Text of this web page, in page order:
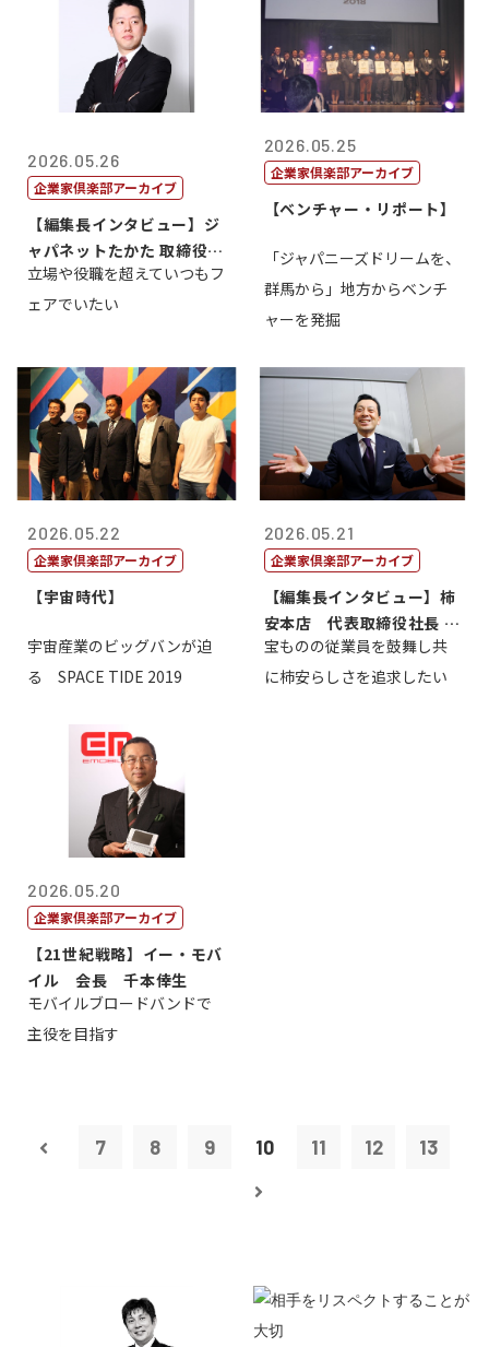
2026.05.26
企業家倶楽部アーカイブ
【編集長インタビュー】ジ
ャパネットたかた 取締役副
社長髙田旭...
立場や役職を超えていつもフ
ェアでいたい
2026.05.25
企業家倶楽部アーカイブ
【ベンチャー・リポート】
「ジャパニーズドリームを、
群馬から」地方からベンチ
ャーを発掘
2026.05.22
企業家倶楽部アーカイブ
【宇宙時代】
宇宙産業のビッグバンが迫
る SPACE TIDE 2019
2026.05.21
企業家倶楽部アーカイブ
【編集長インタビュー】柿
安本店 代表取締役社長 赤
塚保正
宝ものの従業員を鼓舞し共
に柿安らしさを追求したい
2026.05.20
企業家倶楽部アーカイブ
【21世紀戦略】イー・モバ
イル 会長 千本倖生
モバイルブロードバンドで
主役を目指す
7 8 9 10 11 12 13